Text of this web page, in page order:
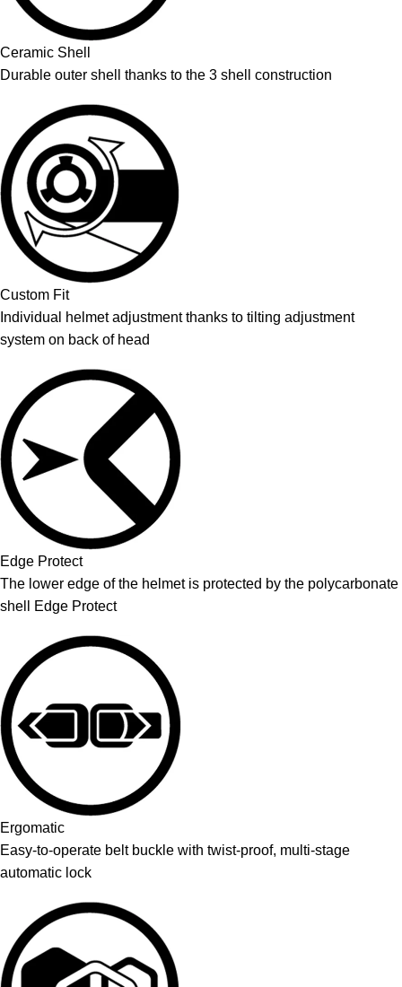
Ceramic Shell
Durable outer shell thanks to the 3 shell construction
Custom Fit
Individual helmet adjustment thanks to tilting adjustment
system on back of head
Edge Protect
The lower edge of the helmet is protected by the polycarbonate
shell Edge Protect
Ergomatic
Easy-to-operate belt buckle with twist-proof, multi-stage
automatic lock